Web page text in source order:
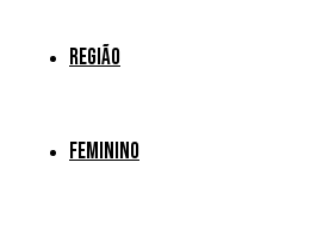
Região
Feminino